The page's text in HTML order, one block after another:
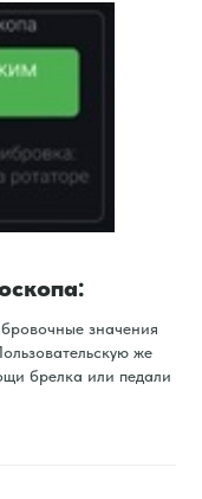
значения
же
брелка или педали